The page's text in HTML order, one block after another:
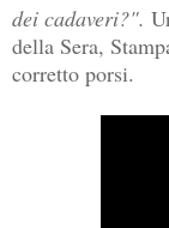
dei cadaveri?".
della Sera,
corretto porsi.